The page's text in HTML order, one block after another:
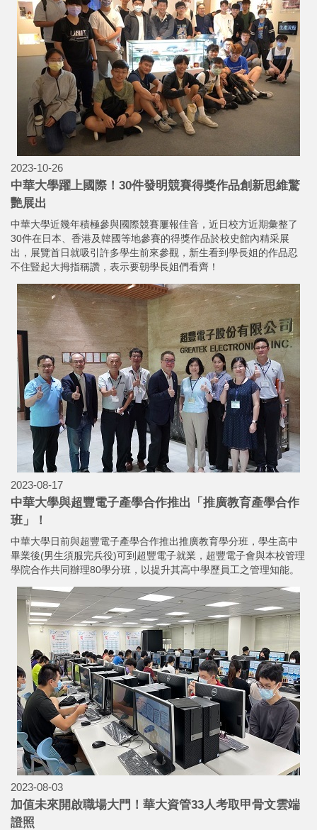
2023-10-26
中華大學躍上國際！30件發明競賽得獎作品創新思維驚
艷展出
中華大學近幾年積極參與國際競賽屢報佳音，近日校方近期彙整了
30件在日本、香港及韓國等地參賽的得獎作品於校史館內精采展
出，展覽首日就吸引許多學生前來參觀，新生看到學長姐的作品忍
不住豎起大拇指稱讚，表示要朝學長姐們看齊！
2023-08-17
中華大學與超豐電子產學合作推出「推廣教育產學合作
班」！
中華大學日前與超豐電子產學合作推出推廣教育學分班，學生高中
畢業後(男生須服完兵役)可到超豐電子就業，超豐電子會與本校管理
學院合作共同辦理80學分班，以提升其高中學歷員工之管理知能。
2023-08-03
加值未來開啟職場大門！華大資管33人考取甲骨文雲端
證照